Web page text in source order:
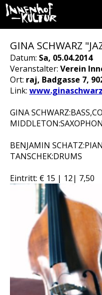
GINA SCHWARZ
Datum: Sa, 05.04.2014
Veranstalter: Verein
Ort: raj, Badgasse 7,
Link:
GINA
BENJAMIN
TANSCHEK:DRUMS
Eintritt: € 15 | 12| 7,50